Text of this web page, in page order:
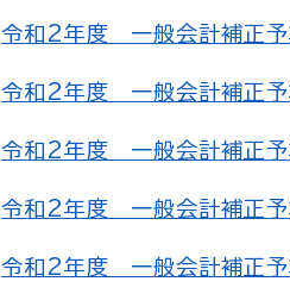
令和2年度 一般会計補正予
令和2年度 一般会計補正予
令和2年度 一般会計補正予
令和2年度 一般会計補正予
令和2年度 一般会計補正予